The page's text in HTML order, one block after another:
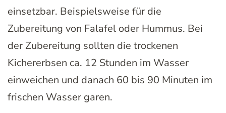
einsetzbar. Beispielsweise für die
Zubereitung von Falafel oder Hummus. Bei
der Zubereitung sollten die trockenen
Kichererbsen ca. 12 Stunden im Wasser
einweichen und danach 60 bis 90 Minuten im
frischen Wasser garen.